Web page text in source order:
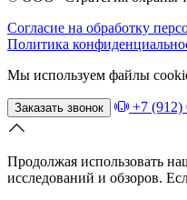
Согласие на обработку
Политика
Мы используем файлы
Заказать звонок +7 (912)
Продолжая использовать
исследований и обзоров.